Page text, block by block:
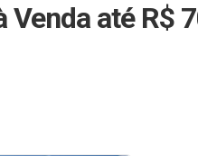
Venda até R$